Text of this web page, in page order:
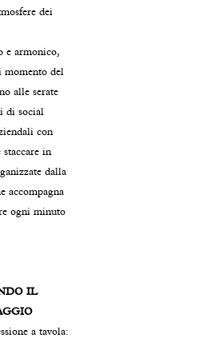
dei
e armonico,
momento del
alle serate
di social
con
in
dalla
accompagna
ogni minuto
IL
a tavola: